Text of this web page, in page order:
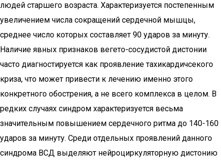
людей старшего возраста. Характеризуется постепенным
увеличением числа сокращений сердечной мышцы,
среднее число которых составляет 90 ударов за минуту.
Наличие явных признаков вегето-сосудистой дистонии
часто диагностируется как проявление тахикардичсекого
криза, что может привести к лечению именно этого
конкретного обострения, а не всего комплекса в целом. В
редких случаях синдром характеризуется весьма
значительным повышением сердечного ритма до 140-160
ударов за минуту. Среди отдельных проявлений данного
синдрома ВСД выделяют нейроциркуляторную дистонию